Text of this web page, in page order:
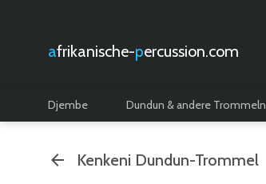
afrikanische- percussion.com
Djembe Dundun & andere Trommeln
Kenkeni Dundun-Trommel